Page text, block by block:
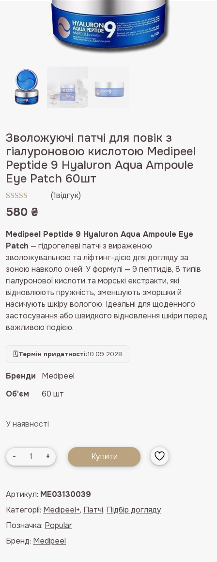
Зволожуючі патчі для повік з
гіалуроновою кислотою Medipeel
Peptide 9 Hyaluron Aqua Ampoule
Eye Patch 60шт
Рейтинг
з 5 на
основі
опитування
1
покупця
(1відгук)
580 ₴
Medipeel Peptide 9 Hyaluron Aqua Ampoule Eye
Patch — гідрогелеві патчі з вираженою
зволожувальною та ліфтинг-дією для догляду за
зоною навколо очей. У формулі — 9 пептидів, 8 типів
гіалуронової кислоти та морські екстракти, які
відновлюють пружність, зменшують зморшки й
насичують шкіру вологою. Ідеальні для щоденного
застосування або швидкого відновлення шкіри перед
важливою подією.
🗓Термін придатності:10.09.2028
Бренди
Medipeel
Об'єм
60 шт
У наявності
Зволожуючі
патчі
з
гіалуроновою
кислотою
Peptide
- + Купити
Артикул: ME03130039
Категорії: Medipeel+, Патчі, Підбір догляду
Позначка: Popular
Бренд: Medipeel